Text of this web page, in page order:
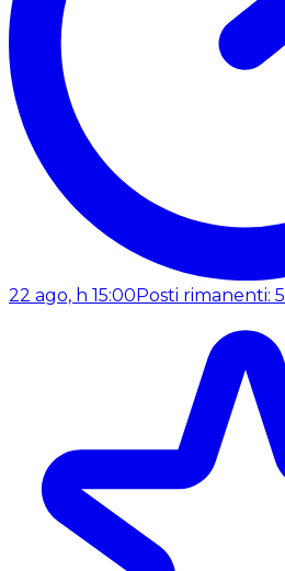
22 ago, h 15:00Posti rimanenti: 5